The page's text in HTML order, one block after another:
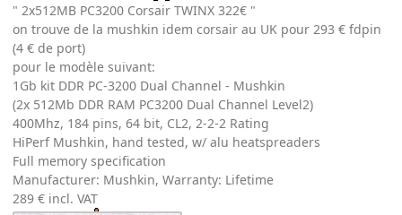
" 2x512MB PC3200 Corsair TWINX 322€ "
on trouve de la mushkin idem corsair au UK pour 293 € fdpin
(4 € de port)
pour le modèle suivant:
1Gb kit DDR PC-3200 Dual Channel - Mushkin
(2x 512Mb DDR RAM PC3200 Dual Channel Level2)
400Mhz, 184 pins, 64 bit, CL2, 2-2-2 Rating
HiPerf Mushkin, hand tested, w/ alu heatspreaders
Full memory specification
Manufacturer: Mushkin, Warranty: Lifetime
289 € incl. VAT